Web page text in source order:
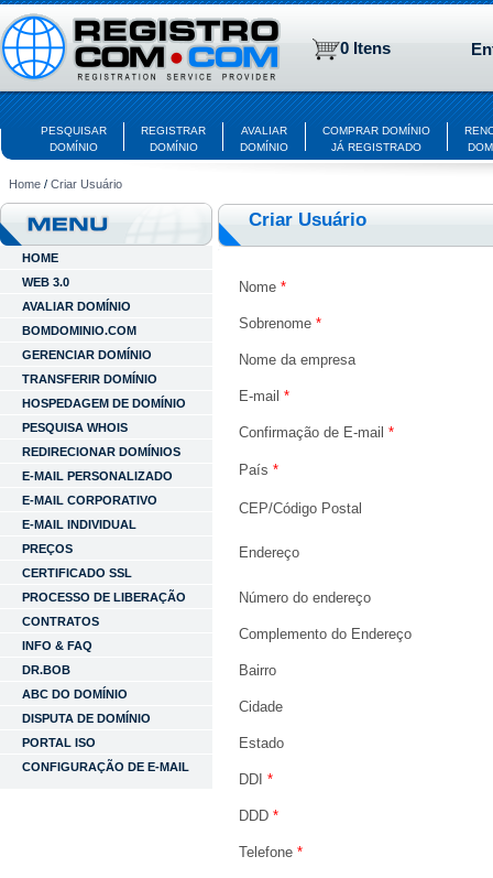
0 Itens
PESQUISAR
DOMÍNIO
REGISTRAR
DOMÍNIO
AVALIAR
DOMÍNIO
COMPRAR DOMÍNIO
JÁ REGISTRADO
Home /Criar Usuário
HOME
WEB 3.0
AVALIAR DOMÍNIO
BOMDOMINIO.COM
GERENCIAR DOMÍNIO
TRANSFERIR DOMÍNIO
HOSPEDAGEM DE DOMÍNIO
PESQUISA WHOIS
REDIRECIONAR DOMÍNIOS
E-MAIL PERSONALIZADO
E-MAIL CORPORATIVO
E-MAIL INDIVIDUAL
PREÇOS
CERTIFICADO SSL
PROCESSO DE LIBERAÇÃO
CONTRATOS
INFO & FAQ
DR.BOB
ABC DO DOMÍNIO
DISPUTA DE DOMÍNIO
PORTAL ISO
CONFIGURAÇÃO DE E-MAIL
Criar Usuário
Nome *
Sobrenome *
Nome da empresa
E-mail *
Confirmação de E-mail *
País *
CEP/Código Postal
Endereço
Número do endereço
Complemento do Endereço
Bairro
Cidade
Estado
DDI *
DDD *
Telefone *